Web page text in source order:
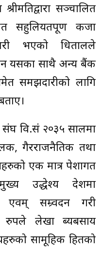
सञ्चालित
सहुलियतपूर्ण कर्जा
भएको धितालले
यसका साथै अन्य बैंक
समझदारीको लागि
संघ वि.सं २०३५ सालमा
गैरराजनैतिक तथा
एक मात्र पेशागत
उद्धेश्य देशमा
एवम् सम्र्वदन गरी
रुपले लेखा ब्यबसाय
सामूहिक हितको